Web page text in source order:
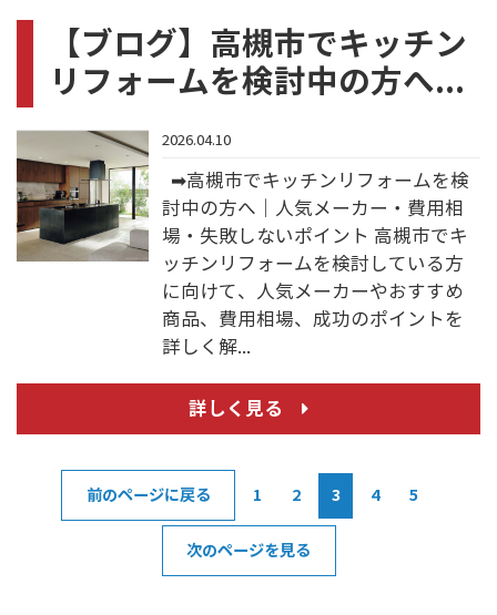
【ブログ】高槻市でキッチン
リフォームを検討中の方へ...
2026.04.10
➡高槻市でキッチンリフォームを検
討中の方へ｜人気メーカー・費用相
場・失敗しないポイント 高槻市でキ
ッチンリフォームを検討している方
に向けて、人気メーカーやおすすめ
商品、費用相場、成功のポイントを
詳しく解...
詳しく見る
前のページに戻る 1 2 3 4 5
次のページを見る